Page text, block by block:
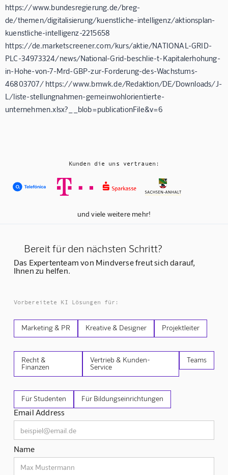
https://www.bundesregierung.de/breg-
de/themen/digitalisierung/kuenstliche-intelligenz/aktionsplan-
kuenstliche-intelligenz-2215658
https://de.marketscreener.com/kurs/aktie/NATIONAL-GRID-
PLC-34973324/news/National-Grid-beschlie-t-Kapitalerhohung-
in-Hohe-von-7-Mrd-GBP-zur-Forderung-des-Wachstums-
46803707/ https://www.bmwk.de/Redaktion/DE/Downloads/J-
L/liste-stellungnahmen-gemeinwohlorientierte-
unternehmen.xlsx?__blob=publicationFile&v=6
Kunden die uns vertrauen:
und viele weitere mehr!
Bereit für den nächsten Schritt?
Das Expertenteam von Mindverse freut sich darauf,
Ihnen zu helfen.
Vorbereitete KI Lösungen für:
Marketing & PR Kreative & Designer Projektleiter
Recht &
Finanzen
Vertrieb & Kunden-
Service
Teams
Für Studenten Für Bildungseinrichtungen
Email Address
Name